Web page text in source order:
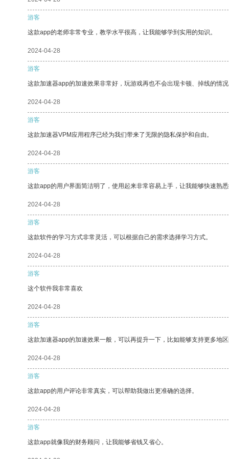
游客
这款app的老师非常专业，教学水平很高，让我能够学到实用的知识。
2024-04-28
游客
这款加速器app的加速效果非常好，玩游戏再也不会出现卡顿、掉线的情
2024-04-28
游客
这款加速器VPM应用程序已经为我们带来了无限的隐私保护和自由。
2024-04-28
游客
这款app的用户界面简洁明了，使用起来非常容易上手，让我能够快速熟
2024-04-28
游客
这款软件的学习方式非常灵活，可以根据自己的需求选择学习方式。
2024-04-28
游客
这个软件我非常喜欢
2024-04-28
游客
这款加速器app的加速效果一般，可以再提升一下，比如能够支持更多地
2024-04-28
游客
这款app的用户评论非常真实，可以帮助我做出更准确的选择。
2024-04-28
游客
这款app就像我的财务顾问，让我能够省钱又省心。